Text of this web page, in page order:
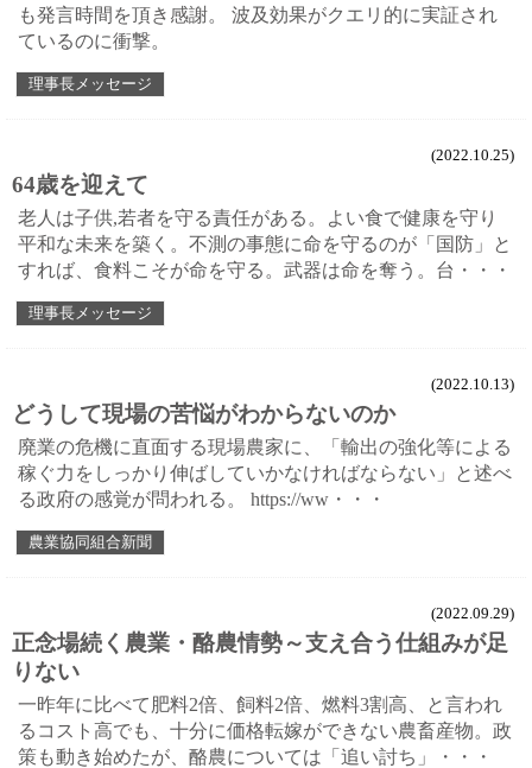
も発言時間を頂き感謝。 波及効果がクエリ的に実証され
ているのに衝撃。
理事長メッセージ
(2022.10.25)
64歳を迎えて
老人は子供,若者を守る責任がある。よい食で健康を守り
平和な未来を築く。不測の事態に命を守るのが「国防」と
すれば、食料こそが命を守る。武器は命を奪う。台・・・
理事長メッセージ
(2022.10.13)
どうして現場の苦悩がわからないのか
廃業の危機に直面する現場農家に、「輸出の強化等による
稼ぐ力をしっかり伸ばしていかなければならない」と述べ
る政府の感覚が問われる。 https://ww・・・
農業協同組合新聞
(2022.09.29)
正念場続く農業・酪農情勢～支え合う仕組みが足
りない
一昨年に比べて肥料2倍、飼料2倍、燃料3割高、と言われ
るコスト高でも、十分に価格転嫁ができない農畜産物。政
策も動き始めたが、酪農については「追い討ち」・・・